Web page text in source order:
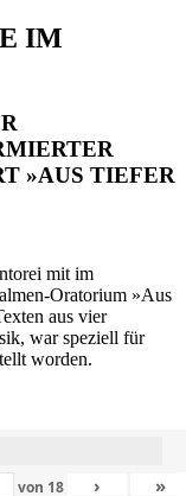
IM
»AUS TIEFER
mit im
Oratorium »Aus
aus vier
war speziell für
worden.
von 18 › »